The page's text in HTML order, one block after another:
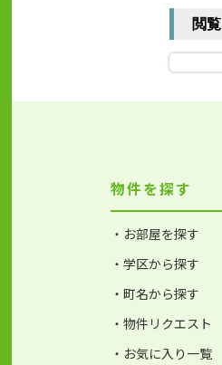
閲
物件を探す
・お部屋を探す
・学区から探す
・町名から探す
・物件リクエスト
・お気に入り一覧